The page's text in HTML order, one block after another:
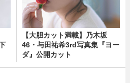
【大胆カット満載】乃木坂
46・与田祐希3rd写真集『ヨー
ダ』公開カット